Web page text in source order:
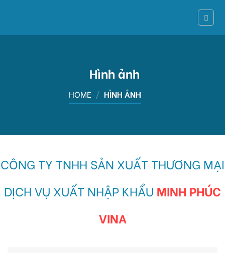
Hình ảnh
HOME / HÌNH ẢNH
CÔNG TY TNHH SẢN XUẤT THƯƠNG MẠI
DỊCH VỤ XUẤT NHẬP KHẨU MINH PHÚC
VINA